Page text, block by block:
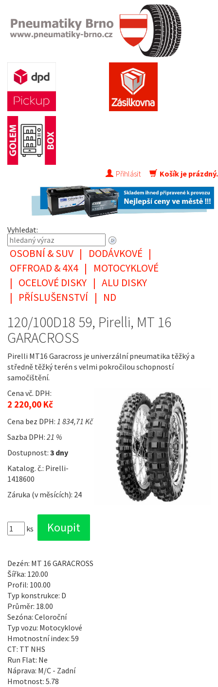
Přihlásit Košík je prázdný.
Vyhledat:
OSOBNÍ & SUV | DODÁVKOVÉ |
OFFROAD & 4X4 |
MOTOCYKLOVÉ
| OCELOVÉ DISKY | ALU DISKY
| PŘÍSLUŠENSTVÍ | ND
120/100D18 59, Pirelli, MT 16
GARACROSS
Pirelli MT16 Garacross je univerzální pneumatika těžký a
středně těžký terén s velmi pokročilou schopností
samočištění.
Cena vč. DPH:
2 220,00 Kč
Cena bez DPH: 1 834,71 Kč
Sazba DPH: 21 %
Dostupnost: 3 dny
Katalog. č.: Pirelli-
1418600
Záruka (v měsících): 24
ks
Dezén: MT 16 GARACROSS
Šířka: 120.00
Profil: 100.00
Typ konstrukce: D
Průměr: 18.00
Sezóna: Celoroční
Typ vozu: Motocyklové
Hmotnostní index: 59
CT: TT NHS
Run Flat: Ne
Náprava: M/C - Zadní
Hmotnost: 5.78